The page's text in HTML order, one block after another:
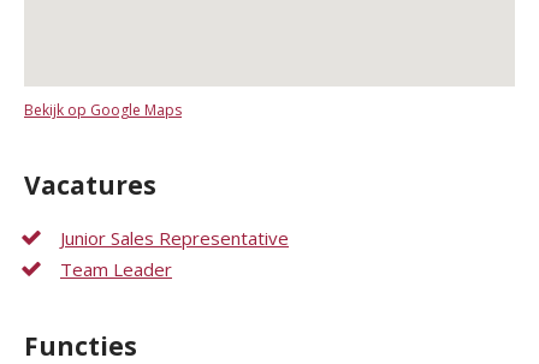
Bekijk op Google Maps
Vacatures
Junior Sales Representative
Team Leader
Functies